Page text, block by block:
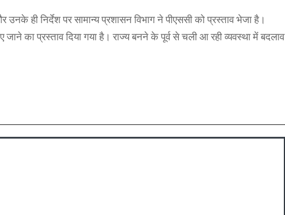
ही निर्देश पर सामान्य प्रशासन विभाग ने पीएससी को प्रस्ताव भेजा है।
का प्रस्ताव दिया गया है। राज्य बनने के पूर्व से चली आ रही व्यवस्था में बदलाव